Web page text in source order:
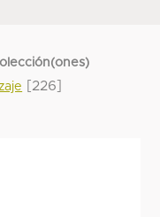
[226]